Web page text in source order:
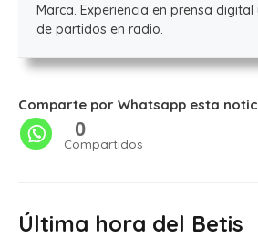
Marca. Experiencia en prensa
de partidos en radio.
Comparte por Whatsapp esta
0
Compartidos
Última hora del Betis